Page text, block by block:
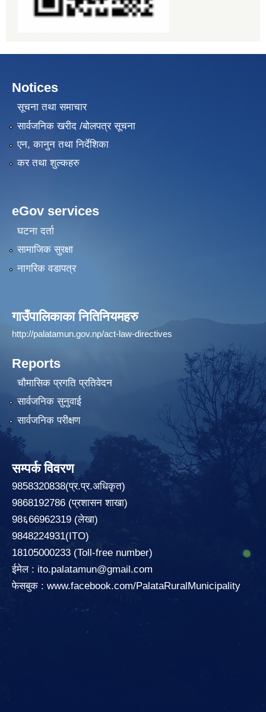
Notices
सूचना तथा समाचार
सार्वजनिक खरीद /बोलपत्र सूचना
एन, कानुन तथा निर्देशिका
कर तथा शुल्कहरु
eGov services
घटना दर्ता
सामाजिक सुरक्षा
नागरिक वडापत्र
गाउँपालिकाका नितिनियमहरु
http://palatamun.gov.np/act-law-directives
Reports
चौमासिक प्रगति प्रतिवेदन
सार्वजनिक सुनुवाई
सार्वजनिक परीक्षण
सम्पर्क विवरण
9858320838(प्र.प्र.अधिकृत)
9868192786 (प्रशासन शाखा)
98६66962319 (लेखा)
9848224931(ITO)
18105000233 (Toll-free number)
ईमेल : ito.palatamun@gmail.com
फेसबुक : www.facebook.com/PalataRuralMunicipality